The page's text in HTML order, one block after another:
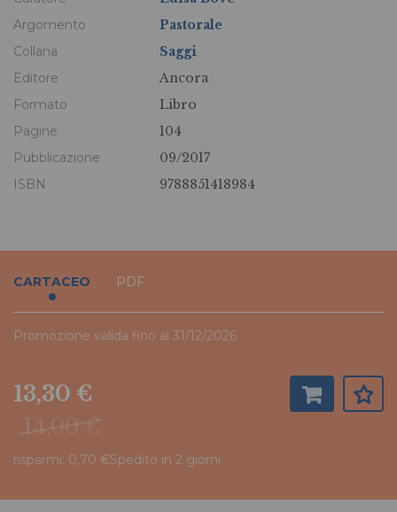
Argomento
Pastorale
Collana
Saggi
Editore
Ancora
Formato
Libro
Pagine
104
Pubblicazione
09/2017
ISBN
9788851418984
CARTACEO PDF
Promozione valida fino al 31/12/2026
14,00 €
13,30 €
risparmi: 0,70 €Spedito in 2 giorni